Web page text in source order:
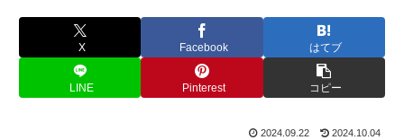
X Facebook はてブ
LINE Pinterest コピー
2024.09.22 2024.10.04